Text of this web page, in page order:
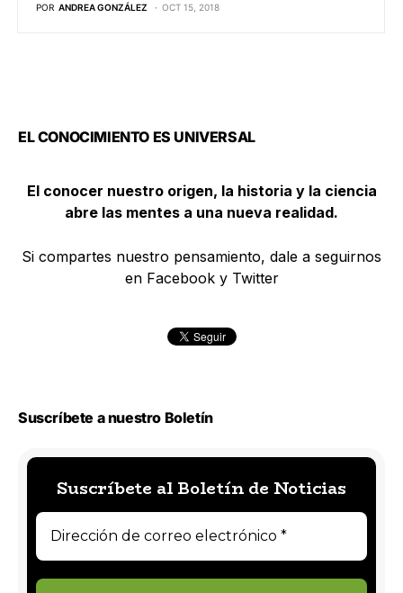
POR ANDREA GONZÁLEZ OCT 15, 2018
EL CONOCIMIENTO ES UNIVERSAL
El conocer nuestro origen, la historia y la ciencia
abre las mentes a una nueva realidad.
Si compartes nuestro pensamiento, dale a seguirnos
en Facebook y Twitter
Suscríbete a nuestro Boletín
Suscríbete al Boletín de Noticias